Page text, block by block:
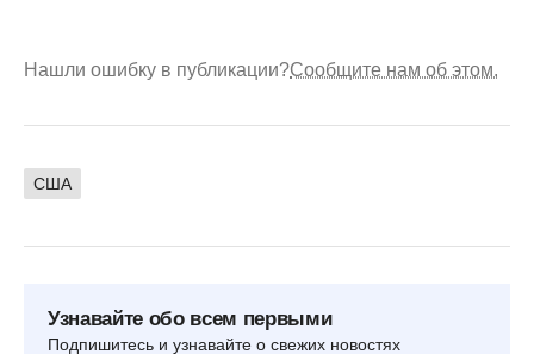
Нашли ошибку в публикации?Сообщите нам об этом.
США
Узнавайте обо всем первыми
Подпишитесь и узнавайте о свежих новостях